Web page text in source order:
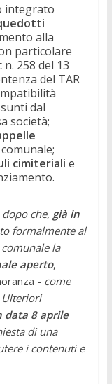
integrato
alla
particolare
258 del 13
del TAR
dal
società;
cimiteriali e
che, già in
formalmente al
la
aperto, -
- come
Ulteriori
data 8 aprile
di una
i contenuti e